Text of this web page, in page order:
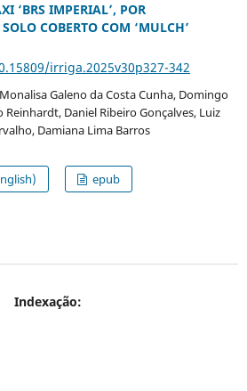
‘BRS IMPERIAL’, POR
COBERTO COM ‘MULCH’
irriga.2025v30p327-342
Galeno da Costa Cunha, Domingo
Daniel Ribeiro Gonçalves, Luiz
Damiana Lima Barros
epub
Indexação: